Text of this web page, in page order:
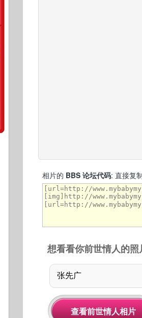
相片的 BBS 论坛代码: 直接复
想看看你前世情人的照